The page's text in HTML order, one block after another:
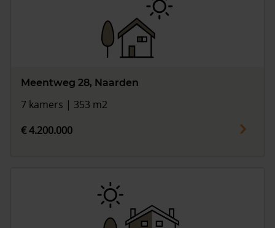
Meentweg 28, Naarden
7 kamers | 353 m2
€ 4.200.000